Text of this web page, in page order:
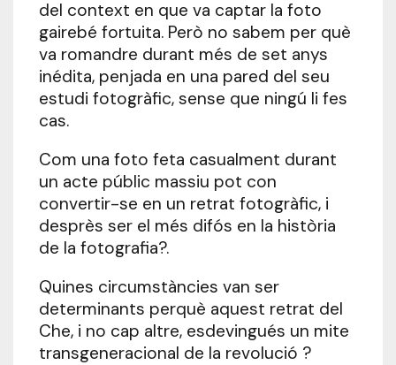
del context en que va captar la foto
gairebé fortuita. Però no sabem per què
va romandre durant més de set anys
inédita, penjada en una pared del seu
estudi fotogràfic, sense que ningú li fes
cas.
Com una foto feta casualment durant
un acte públic massiu pot con
convertir-se en un retrat fotogràfic, i
desprès ser el més difós en la història
de la fotografia?.
Quines circumstàncies van ser
determinants perquè aquest retrat del
Che, i no cap altre, esdevingués un mite
transgeneracional de la revolució ?